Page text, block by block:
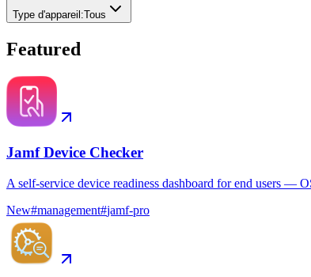
Type d'appareil:Tous
Featured
Jamf Device Checker
A self-service device readiness dashboard for end users —
New#management#jamf-pro